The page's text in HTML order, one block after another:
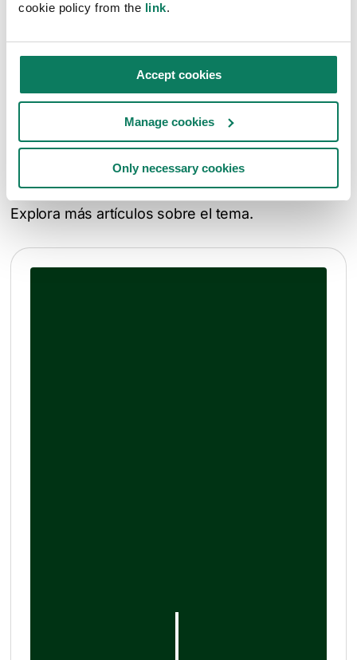
cookie policy from the link.
Accept cookies
Manage cookies
Only necessary cookies
SimaPro proporciona información confiable
Más información en:simapro.comypre-
sustainability.com
¿Quieres saber más?
Explora más artículos sobre el tema.